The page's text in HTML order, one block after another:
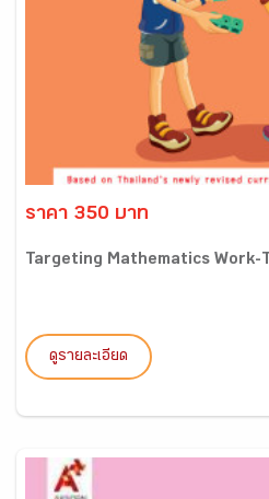
ราคา 350 บาท
Targeting Mathematics Work-
ดูรายละเอียด